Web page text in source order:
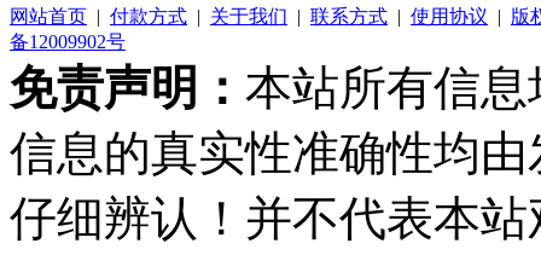
网站首页 | 付款方式 | 关于我们 | 联系方式 | 使用协议 | 版
备12009902号
免责声明： 本站所有信
信息的真实性准确性均
仔细辨认！并不代表本站